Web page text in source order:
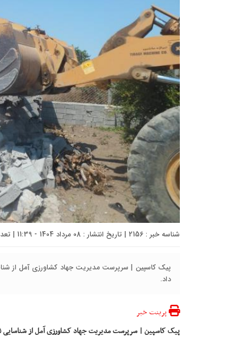
شناسه خبر : 2156 | تاریخ انتشار : 08 مرداد 1404 - 11:39 | تعداد دیدگاه :
داد.
پرینت خبر
پیک کاسپین | سرپرست مدیریت جهاد کشاورزی آمل از شناسایی ۶۵ مورد تغییر کاربری غیرمجاز دراین شهرستان در تیر ماه خبر داد.